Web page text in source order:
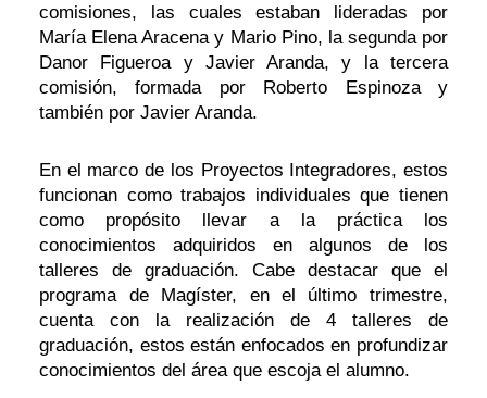
comisiones, las cuales estaban lideradas por
María Elena Aracena y Mario Pino, la segunda por
Danor Figueroa y Javier Aranda, y la tercera
comisión, formada por Roberto Espinoza y
también por Javier Aranda.
En el marco de los Proyectos Integradores, estos
funcionan como trabajos individuales que tienen
como propósito llevar a la práctica los
conocimientos adquiridos en algunos de los
talleres de graduación. Cabe destacar que el
programa de Magíster, en el último trimestre,
cuenta con la realización de 4 talleres de
graduación, estos están enfocados en profundizar
conocimientos del área que escoja el alumno.